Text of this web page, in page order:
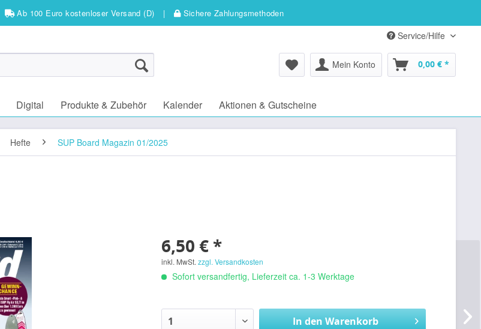
Ab 100 Euro kostenloser Versand (D) | Sichere Zahlungsmethoden
Service/Hilfe
Mein Konto 0,00 € *
Digital Produkte & Zubehör Kalender Aktionen & Gutscheine
Hefte SUP Board Magazin 01/2025
6,50 € *
inkl. MwSt.zzgl. Versandkosten
Sofort versandfertig, Lieferzeit ca. 1-3 Werktage
In denWarenkorb